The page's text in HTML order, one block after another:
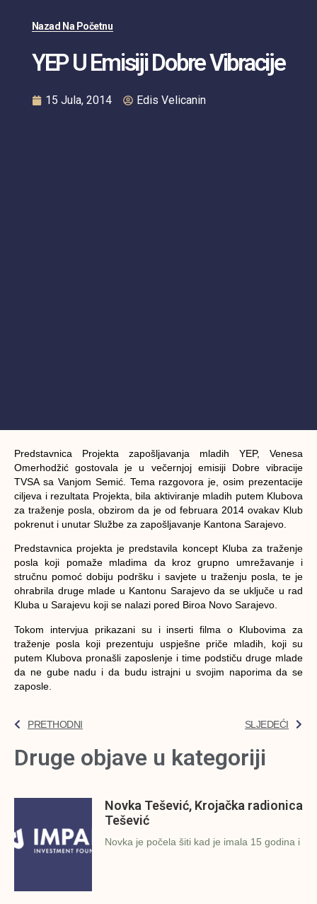
Nazad Na Početnu
YEP U Emisiji Dobre Vibracije
15 Jula, 2014 Edis Velicanin
Predstavnica Projekta zapošljavanja mladih YEP, Venesa
Omerhodžić gostovala je u večernjoj emisiji Dobre vibracije
TVSA sa Vanjom Semić. Tema razgovora je, osim prezentacije
ciljeva i rezultata Projekta, bila aktiviranje mladih putem Klubova
za traženje posla, obzirom da je od februara 2014 ovakav Klub
pokrenut i unutar Službe za zapošljavanje Kantona Sarajevo.
Predstavnica projekta je predstavila koncept Kluba za traženje
posla koji pomaže mladima da kroz grupno umrežavanje i
stručnu pomoć dobiju podršku i savjete u traženju posla, te je
ohrabrila druge mlade u Kantonu Sarajevo da se uključe u rad
Kluba u Sarajevu koji se nalazi pored Biroa Novo Sarajevo.
Tokom intervjua prikazani su i inserti filma o Klubovima za
traženje posla koji prezentuju uspješne priče mladih, koji su
putem Klubova pronašli zaposlenje i time podstiču druge mlade
da ne gube nadu i da budu istrajni u svojim naporima da se
zaposle.
PRETHODNI SLJEDEĆI
Druge objave u kategoriji
Novka Tešević, Krojačka radionica
Tešević
Novka je počela šiti kad je imala 15 godina i